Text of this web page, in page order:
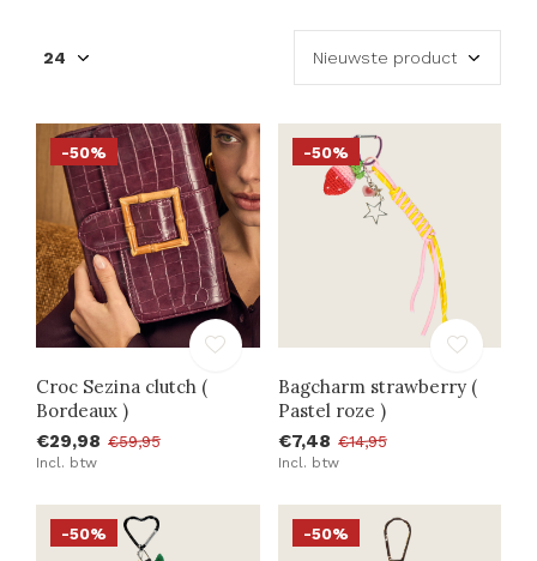
-50%
Croc Sezina clutch (
Bordeaux )
€29,98 €59,95
Incl. btw
-50%
Bagcharm strawberry (
Pastel roze )
€7,48 €14,95
Incl. btw
-50% -50%